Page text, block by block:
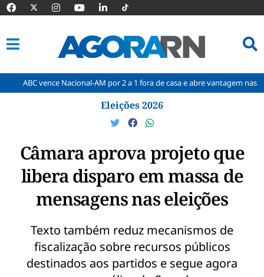
Nacional-AM por 2 a 1 fora de casa e abre vantagem nas quartas
Eleições 2026
Câmara aprova projeto que
libera disparo em massa de
mensagens nas eleições
Texto também reduz mecanismos de
fiscalização sobre recursos públicos
destinados aos partidos e segue agora